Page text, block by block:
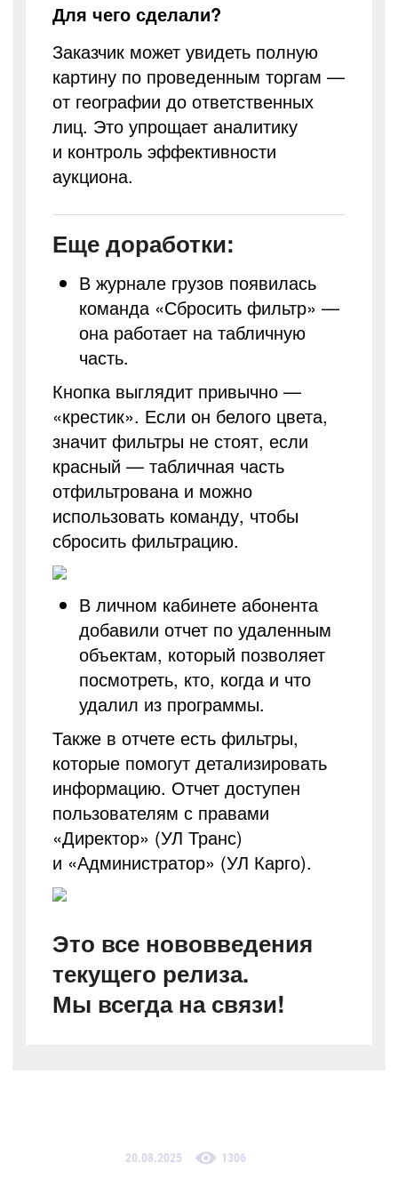
Для чего сделали?
Заказчик может увидеть полную
картину по проведенным торгам —
от географии до ответственных
лиц. Это упрощает аналитику
и контроль эффективности
аукциона.
Еще доработки:
В журнале грузов появилась
команда «Сбросить фильтр» —
она работает на табличную
часть.
Кнопка выглядит привычно —
«крестик». Если он белого цвета,
значит фильтры не стоят, если
красный — табличная часть
отфильтрована и можно
использовать команду, чтобы
сбросить фильтрацию.
В личном кабинете абонента
добавили отчет по удаленным
объектам, который позволяет
посмотреть, кто, когда и что
удалил из программы.
Также в отчете есть фильтры,
которые помогут детализировать
информацию. Отчет доступен
пользователям с правами
«Директор» (УЛ Транс)
и «Администратор» (УЛ Карго).
Это все нововведения
текущего релиза.
Мы всегда на связи!
20.08.2025 1306